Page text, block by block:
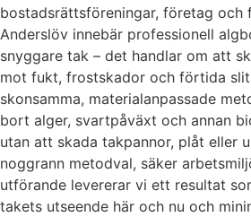
bostadsrättsföreningar, företag och
Anderslöv innebär professionell
snyggare tak – det handlar om att
mot fukt, frostskador och förtida
skonsamma, materialanpassade
bort alger, svartpåväxt och annan
utan att skada takpannor, plåt eller
noggrann metodval, säker
utförande levererar vi ett resultat
takets utseende här och nu och